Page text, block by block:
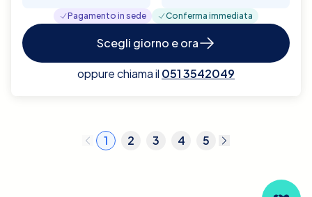
Pagamento in sede Conferma immediata
Scegli giorno e ora
oppure chiama il 051 3542049
1 2 3 4 5